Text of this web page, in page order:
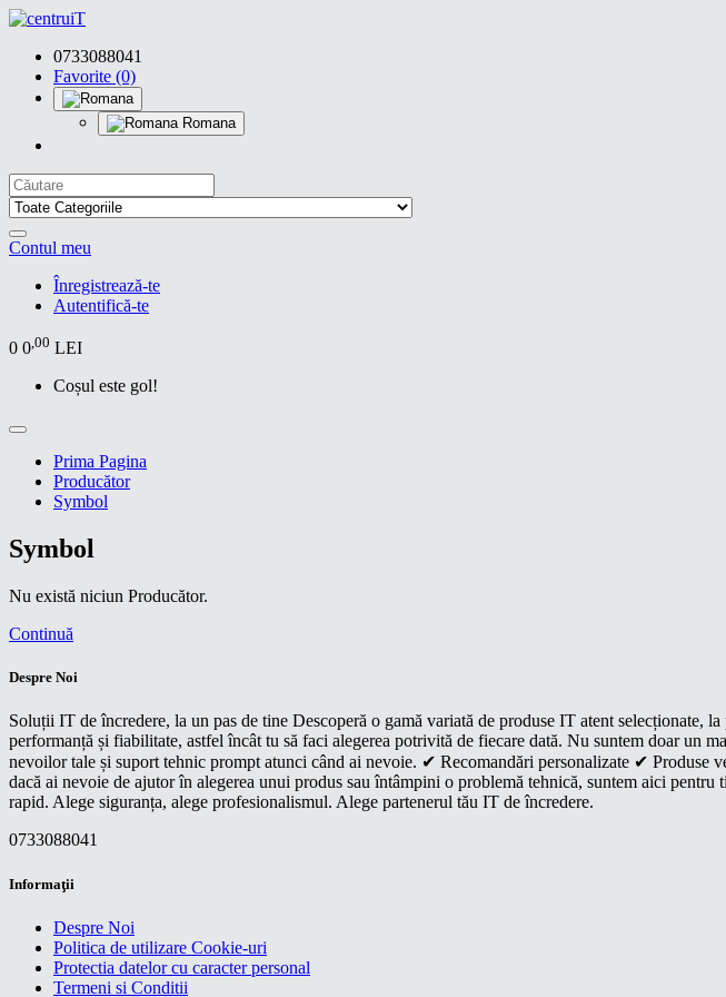
0733088041
Favorite (0)
Romana
Contul meu
Înregistrează-te
Autentifică-te
0 0,00 LEI
Coșul este gol!
Prima Pagina
Producător
Symbol
Symbol
Nu există niciun Producător.
Continuă
Despre Noi
Soluții IT de încredere, la un pas de tine Descoperă o gamă variată de produse IT atent selecționate,
performanță și fiabilitate, astfel încât tu să faci alegerea potrivită de fiecare dată. Nu suntem doar un
nevoilor tale și suport tehnic prompt atunci când ai nevoie. ✔ Recomandări personalizate ✔
dacă ai nevoie de ajutor în alegerea unui produs sau întâmpini o problemă tehnică, suntem aici
rapid. Alege siguranța, alege profesionalismul. Alege partenerul tău IT de încredere.
0733088041
Informaţii
Despre Noi
Politica de utilizare Cookie-uri
Protectia datelor cu caracter personal
Termeni si Conditii